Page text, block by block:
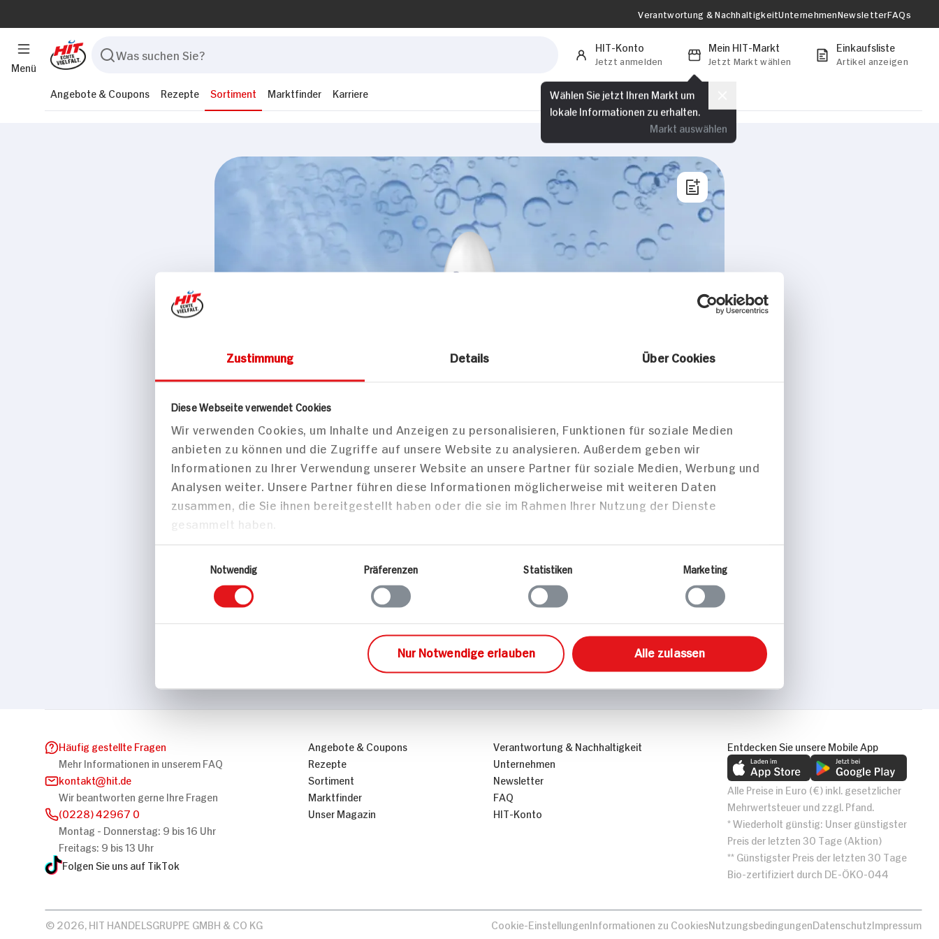
Zustimmung Details Über Cookies
Diese Webseite verwendet Cookies
Wir verwenden Cookies, um Inhalte und Anzeigen zu personalisieren, Funktionen für soziale Medien
anbieten zu können und die Zugriffe auf unsere Website zu analysieren. Außerdem geben wir
Informationen zu Ihrer Verwendung unserer Website an unsere Partner für soziale Medien, Werbung und
Analysen weiter. Unsere Partner führen diese Informationen möglicherweise mit weiteren Daten
zusammen, die Sie ihnen bereitgestellt haben oder die sie im Rahmen Ihrer Nutzung der Dienste
gesammelt haben.
Notwendig
Präferenzen Statistiken Marketing
Nur Notwendige erlauben Alle zulassen
Menü
Verantwortung & NachhaltigkeitUnternehmenNewsletterFAQs
HIT-Konto
Jetzt anmelden
Mein HIT-Markt
Jetzt Markt wählen
Wählen Sie jetzt Ihren Markt um
lokale Informationen zu erhalten.
Markt auswählen
Einkaufsliste
Artikel anzeigen
Angebote & Coupons Rezepte Sortiment Marktfinder Karriere
Drogerie & Kosmetik
Rexona Deo Roll-on Flower Fresh
Markt finden
Zum Marktfinder
Marke
Häufig gestellte Fragen
Mehr Informationen in unserem FAQ
kontakt
hit.de
Wir beantworten gerne Ihre Fragen
(0228) 42967 0
Montag - Donnerstag: 9 bis 16 Uhr
Freitags: 9 bis 13 Uhr
Folgen Sie uns auf TikTok
Angebote & Coupons
Rezepte
Sortiment
Marktfinder
Unser Magazin
Verantwortung & Nachhaltigkeit
Unternehmen
Newsletter
FAQ
HIT-Konto
Entdecken Sie unsere Mobile App
Alle Preise in Euro (€) inkl. gesetzlicher
Mehrwertsteuer und zzgl. Pfand.
* Wiederholt günstig: Unser günstigster
Preis der letzten 30 Tage (Aktion)
** Günstigster Preis der letzten 30 Tage
Bio-zertifiziert durch DE-ÖKO-044
Cookie-EinstellungenInformationen zu CookiesNutzungsbedingungenDatenschutzImpressum
© 2026, HIT HANDELSGRUPPE GMBH & CO KG